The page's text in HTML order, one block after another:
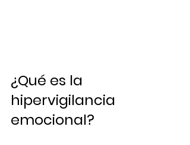
¿Qué es la
hipervigilancia
emocional?